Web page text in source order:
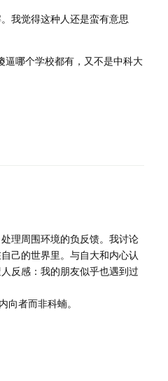
我觉得这种人还是蛮有意思
逼哪个学校都有，又不是中科大
理周围环境的负反馈。我讨论
己的世界里。与自大和内心认
反感：我的朋友似乎也遇到过
者而非科蝻。